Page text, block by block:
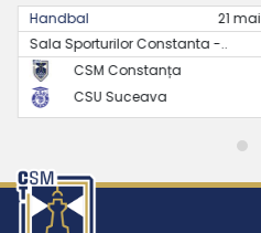
Handbal 21 mai
Sala Sporturilor Constanta -..
CSM Constanța
CSU Suceava